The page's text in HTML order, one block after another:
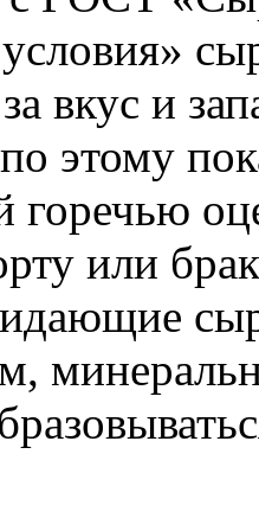
вкус и
по этому
горечью
или